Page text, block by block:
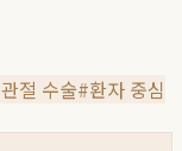
절 수술#환자 중심